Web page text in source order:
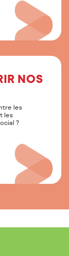
NOS
les
les
?